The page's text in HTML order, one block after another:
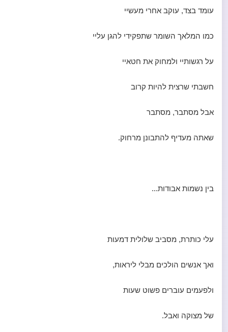
עומד בצד, עוקב אחרי מעשיי
כמו המלאך השומר שתפקידי להגן עליי
על רגשותיי ולמחוק את חטאיי
חשבתי שרצית להיות קרוב
אבל מסתבר, מסתבר
שאתה מעדיף להתבונן מרחוק.
בין נשמות אבודות...
עלי כותרת, מסביב שלולית דמעות
ואך אנשים הולכים מבלי ליראות,
ולפעמים עוברים פשוט שעות
של מצוקה ואבל.